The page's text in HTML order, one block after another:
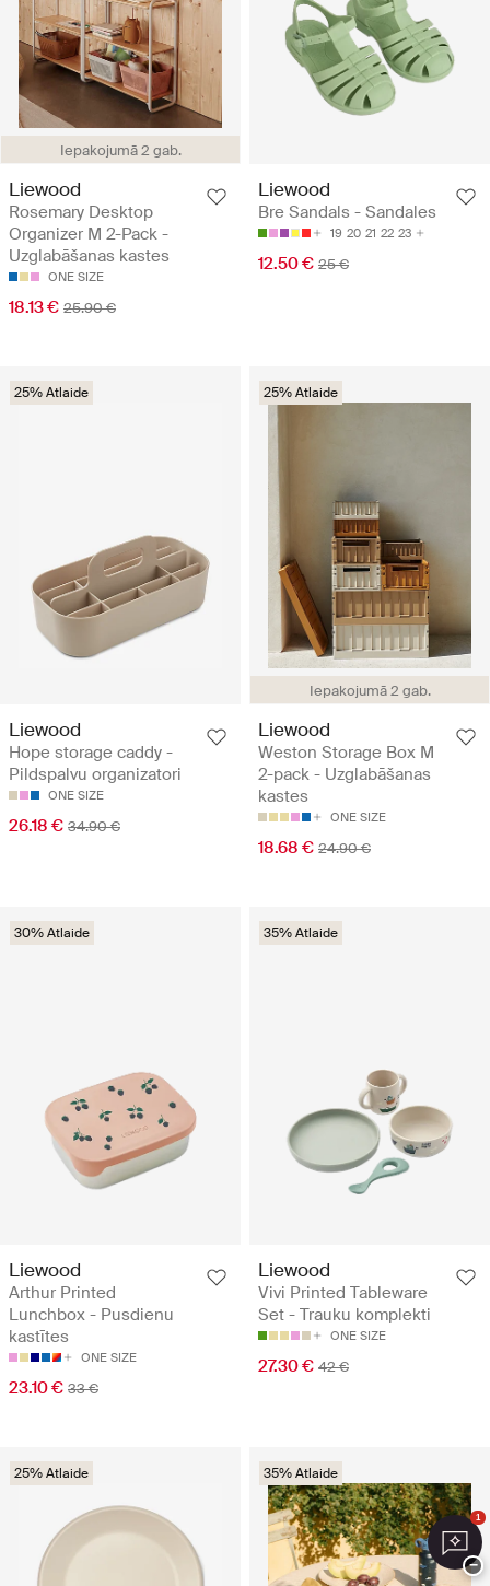
Iepakojumā 2 gab.
Liewood
Rosemary Desktop
Organizer M 2-Pack -
Uzglabāšanas kastes
ONE SIZE
18.13 € 25.90 €
Liewood
Bre Sandals - Sandales
19 20 21 22 23
12.50 € 25 €
25% Atlaide
Liewood
Hope storage caddy -
Pildspalvu organizatori
ONE SIZE
26.18 € 34.90 €
Iepakojumā 2 gab.
25% Atlaide
Liewood
Weston Storage Box M
2-pack - Uzglabāšanas
kastes
ONE SIZE
18.68 € 24.90 €
30% Atlaide
Liewood
Arthur Printed
Lunchbox - Pusdienu
kastītes
ONE SIZE
23.10 € 33 €
35% Atlaide
Liewood
Vivi Printed Tableware
Set - Trauku komplekti
ONE SIZE
27.30 € 42 €
25% Atlaide 35% Atlaide
1
−